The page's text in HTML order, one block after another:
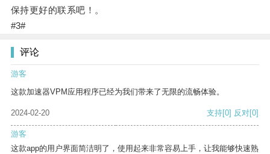
保持更好的联系吧！。
#3#
评论
游客
这款加速器VPM应用程序已经为我们带来了无限的流畅体验。
2024-02-20 支持[0] 反对[0]
游客
这款app的用户界面简洁明了，使用起来非常容易上手，让我能够快速熟